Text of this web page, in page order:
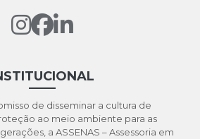
controlados
empresas
de disseminar a cultura de
ao meio ambiente para as
a ASSENAS – Assessoria em